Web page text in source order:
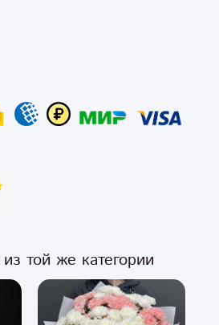
той же категории